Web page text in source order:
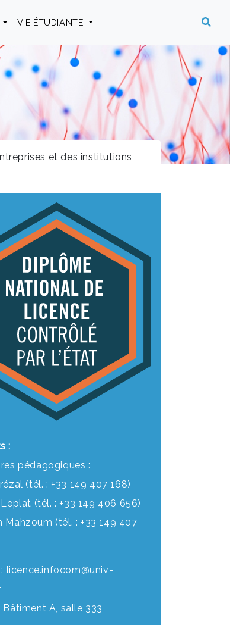
VIE ÉTUDIANTE
et des institutions
:
pédagogiques :
(tél. : +33 149 407 168)
(tél. : +33 149 406 656)
Mahzoum (tél. : +33 149 407
licence.infocom@univ-
Bâtiment A, salle 333